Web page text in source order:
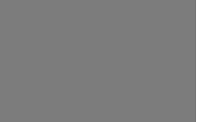
justifiée par la sécheresse